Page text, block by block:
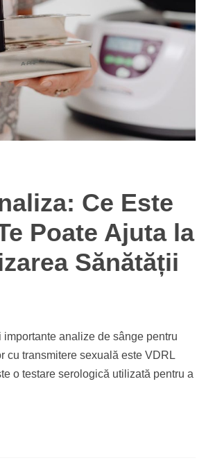
Ce Este
Poate Ajuta la
Sănătății
importante analize de sânge pentru
cu transmitere sexuală este VDRL
o testare serologică utilizată pentru a